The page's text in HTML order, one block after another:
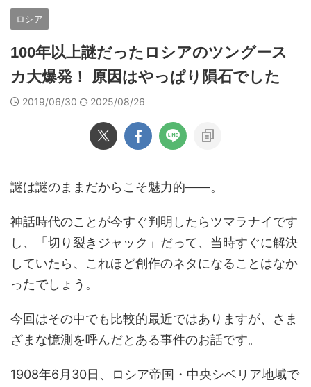
ロシア
100年以上謎だったロシアのツングース
カ大爆発！ 原因はやっぱり隕石でした
2019/06/30 2025/08/26
謎は謎のままだからこそ魅力的――。
神話時代のことが今すぐ判明したらツマラナイです
し、「切り裂きジャック」だって、当時すぐに解決
していたら、これほど創作のネタになることはなか
ったでしょう。
今回はその中でも比較的最近ではありますが、さま
ざまな憶測を呼んだとある事件のお話です。
1908年6月30日、ロシア帝国・中央シベリア地域で